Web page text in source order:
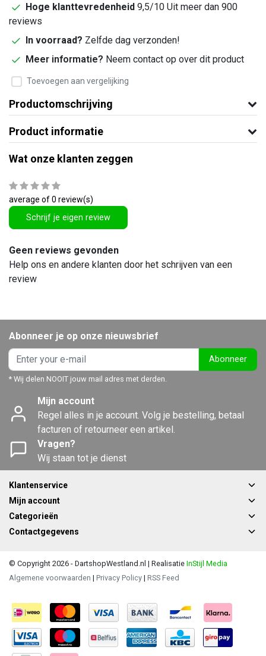
Hoge klanttevredenheid 9,5/10 Uit meer dan 900
reviews
In voorraad? Zelfde dag verzonden!
Meer informatie? Neem contact op over dit product
Toevoegen aan vergelijking
Productomschrijving
Product informatie
Wat onze klanten zeggen
average of 0 review(s)
Schrijf je eigen review
Geen reviews gevonden
Help ons en andere klanten door het schrijven van een
review
Abonneer je op onze nieuwsbrief
Abonneer
* Wij delen NOOIT jouw mail adres met derden.
Mijn account
Regel alles in je account. Volg je bestelling, betaal
facturen of retourneer een artikel.
Vragen?
Wij staan tot je dienst
Klantenservice
Mijn account
Categorieën
Contactgegevens
© Copyright 2026 - DartshopWestland.nl | Realisatie InStijl Media
Algemene voorwaarden | Privacy Policy | RSS Feed